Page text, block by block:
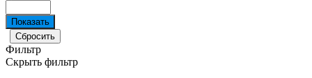
Фильтр
Скрыть фильтр